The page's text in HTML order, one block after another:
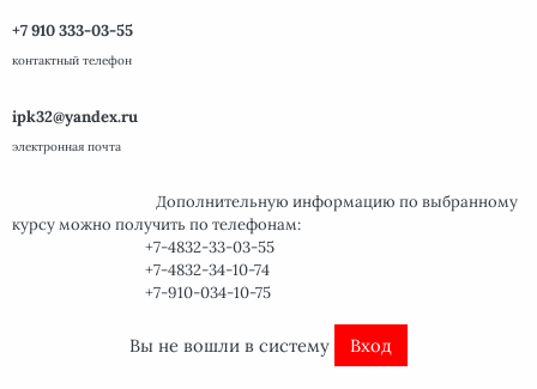
+7 910 333-03-55
контактный телефон
ipk32@yandex.ru
электронная почта
Дополнительную информацию по выбранному
курсуможно получить по телефонам:
+7-4832-33-03-55
+7-4832-34-10-74
+7-910-034-10-75
Вы не вошли в систему Вход